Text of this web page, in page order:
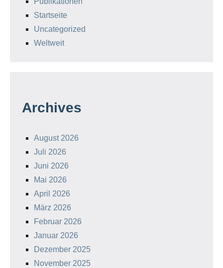
Startseite
Uncategorized
Weltweit
Archives
August 2026
Juli 2026
Juni 2026
Mai 2026
April 2026
März 2026
Februar 2026
Januar 2026
Dezember 2025
November 2025